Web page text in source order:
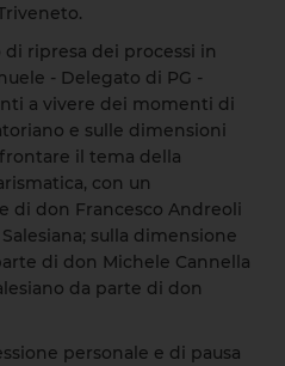
ripresa dei processi in
- Delegato di PG -
a vivere dei momenti di
e sulle dimensioni
il tema della
con un
di don Francesco Andreoli
sulla dimensione
di don Michele Cannella
da parte di don
personale e di pausa